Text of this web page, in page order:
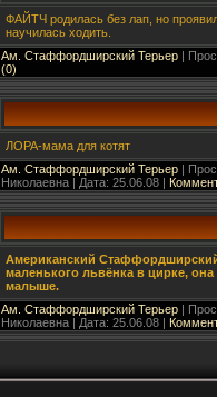
ФАЙТЧ родилась без лап, но
научилась ходить.
Ам. Стаффордширский Терьер |
(0)
ЛОРА-мама для котят
Ам. Стаффордширский Терьер |
Николаевна | Дата: 25.06.08
Американский
маленького львёнка в цирке,
малыше.
Ам. Стаффордширский Терьер |
Николаевна | Дата: 25.06.08